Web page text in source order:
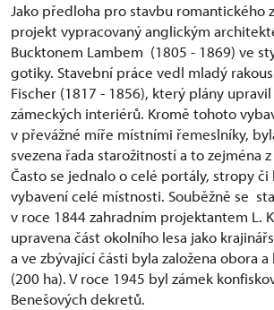
Jako předloha pro stavbu romantického
projekt vypracovaný anglickým
Bucktonem Lambem (1805 - 1869) ve
gotiky. Stavební práce vedl mladý
Fischer (1817 - 1856), který plány
zámeckých interiérů. Kromě tohoto
v převážné míře místními řemeslníky,
svezena řada starožitností a to zejména z
Často se jednalo o celé portály, stropy
vybavení celé místnosti. Souběžně se
v roce 1844 zahradním projektantem L.
upravena část okolního lesa jako
a ve zbývající části byla založena obora a
(200 ha). V roce 1945 byl zámek
Benešových dekretů.